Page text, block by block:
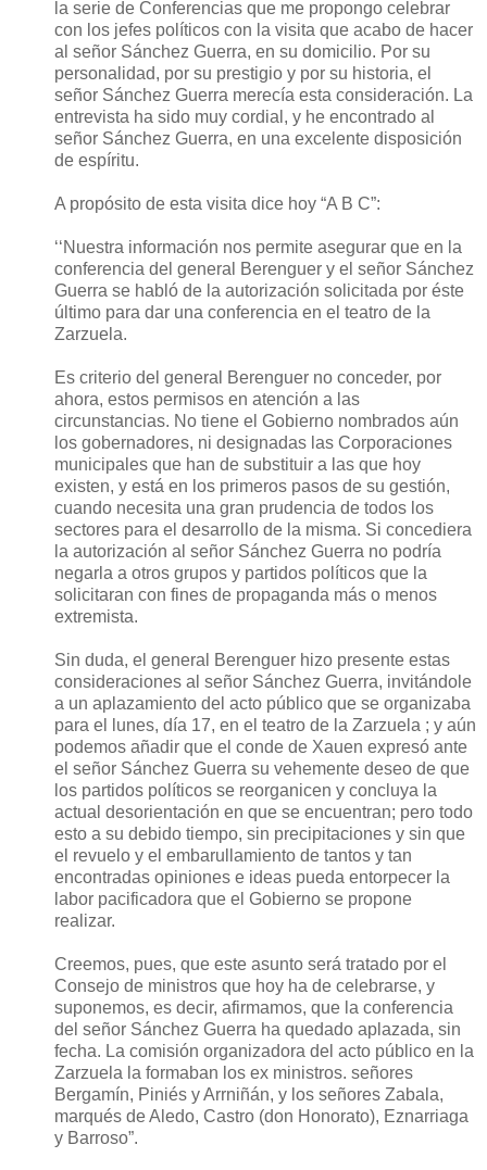
la serie de Conferencias que me propongo celebrar
con los jefes políticos con la visita que acabo de hacer
al señor Sánchez Guerra, en su domicilio. Por su
personalidad, por su prestigio y por su historia, el
señor Sánchez Guerra merecía esta consideración. La
entrevista ha sido muy cordial, y he encontrado al
señor Sánchez Guerra, en una excelente disposición
de espíritu.
A propósito de esta visita dice hoy “A B C”:
‘‘Nuestra información nos permite asegurar que en la
conferencia del general Berenguer y el señor Sánchez
Guerra se habló de la autorización solicitada por éste
último para dar una conferencia en el teatro de la
Zarzuela.
Es criterio del general Berenguer no conceder, por
ahora, estos permisos en atención a las
circunstancias. No tiene el Gobierno nombrados aún
los gobernadores, ni designadas las Corporaciones
municipales que han de substituir a las que hoy
existen, y está en los primeros pasos de su gestión,
cuando necesita una gran prudencia de todos los
sectores para el desarrollo de la misma. Si concediera
la autorización al señor Sánchez Guerra no podría
negarla a otros grupos y partidos políticos que la
solicitaran con fines de propaganda más o menos
extremista.
Sin duda, el general Berenguer hizo presente estas
consideraciones al señor Sánchez Guerra, invitándole
a un aplazamiento del acto público que se organizaba
para el lunes, día 17, en el teatro de la Zarzuela ; y aún
podemos añadir que el conde de Xauen expresó ante
el señor Sánchez Guerra su vehemente deseo de que
los partidos políticos se reorganicen y concluya la
actual desorientación en que se encuentran; pero todo
esto a su debido tiempo, sin precipitaciones y sin que
el revuelo y el embarullamiento de tantos y tan
encontradas opiniones e ideas pueda entorpecer la
labor pacificadora que el Gobierno se propone
realizar.
Creemos, pues, que este asunto será tratado por el
Consejo de ministros que hoy ha de celebrarse, y
suponemos, es decir, afirmamos, que la conferencia
del señor Sánchez Guerra ha quedado aplazada, sin
fecha. La comisión organizadora del acto público en la
Zarzuela la formaban los ex ministros. señores
Bergamín, Piniés y Arrniñán, y los señores Zabala,
marqués de Aledo, Castro (don Honorato), Eznarriaga
y Barroso”.